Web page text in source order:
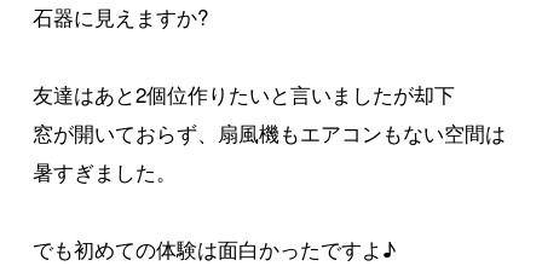
石器に見えますか?
友達はあと2個位作りたいと言いましたが却下
窓が開いておらず、扇風機もエアコンもない空間は
暑すぎました。
でも初めての体験は面白かったですよ♪